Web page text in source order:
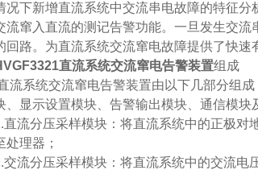
况下新增直流系统中交流串电故障的特征
流窜入直流的测记告警功能。一旦发生交
回路。为直流系统交流窜电故障提供了快速
直流系统交流窜电告警装置组成
流系统交流窜电告警装置由以下几部分组
、显示设置模块、告警输出模块、通信模块
直流分压采样模块：将直流系统中的正极对
处理器；
交流分压采样模块：将直流系统中的交流电